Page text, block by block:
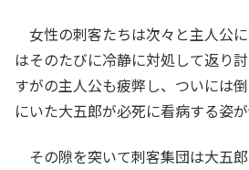
女性の刺客たちは次々と主人公
はそのたびに冷静に対処して返り
すがの主人公も疲弊し、ついには
にいた大五郎が必死に看病する姿が
その隙を突いて刺客集団は大五